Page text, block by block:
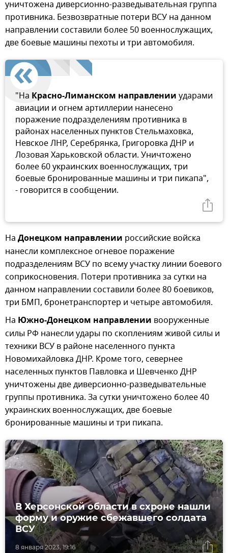
уничтожена диверсионно-разведывательная группа
противника. Безвозвратные потери ВСУ на данном
направлении составили более 50 военнослужащих,
две боевые машины пехоты и три автомобиля.
"На Красно-Лиманском направлении ударами
авиации и огнем артиллерии нанесено
поражение подразделениям противника в
районах населенных пунктов Стельмаховка,
Невское ЛНР, Серебрянка, Григоровка ДНР и
Лозовая Харьковской области. Уничтожено
более 60 украинских военнослужащих, три
боевые бронированные машины и три пикапа",
- говорится в сообщении.
На Донецком направлении российские войска
нанесли комплексное огневое поражение
подразделениям ВСУ по всему участку линии боевого
соприкосновения. Потери противника за сутки на
данном направлении составили более 80 боевиков,
три БМП, бронетранспортер и четыре автомобиля.
На Южно-Донецком направлении вооруженные
силы РФ нанесли удары по скоплениям живой силы и
техники ВСУ в районе населенного пункта
Новомихайловка ДНР. Кроме того, севернее
населенных пунктов Павловка и Шевченко ДНР
уничтожены две диверсионно-разведывательные
группы противника. За сутки уничтожено более 40
украинских военнослужащих, две боевые
бронированные машины и три пикапа.
8 января 2023, 19:16
В Херсонской области в схроне нашли
форму и оружие сбежавшего солдата
ВСУ